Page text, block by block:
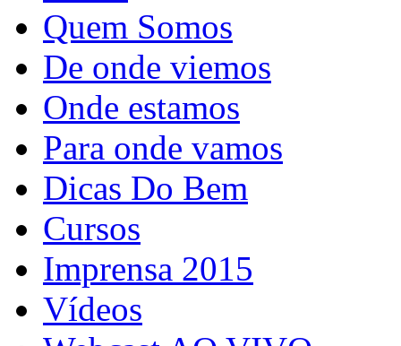
Quem Somos
De onde viemos
Onde estamos
Para onde vamos
Dicas Do Bem
Cursos
Imprensa 2015
Vídeos